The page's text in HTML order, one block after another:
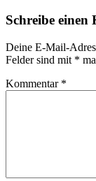
Schreibe einen
Deine E-Mail-
Felder sind mit *
Kommentar *